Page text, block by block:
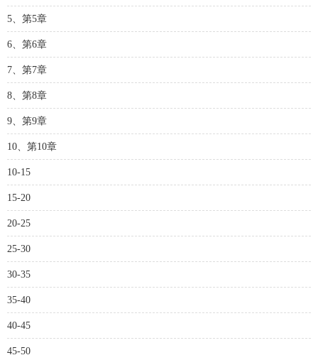
5、第5章
6、第6章
7、第7章
8、第8章
9、第9章
10、第10章
10-15
15-20
20-25
25-30
30-35
35-40
40-45
45-50